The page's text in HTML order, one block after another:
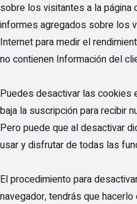
sobre los visitantes a la
informes agregados sobre los
Internet para medir el
no contienen Información del
Puedes desactivar las cookies
baja la suscripción para recibir
Pero puede que al desactivar
usar y disfrutar de todas las
El procedimiento para
navegador, tendrás que